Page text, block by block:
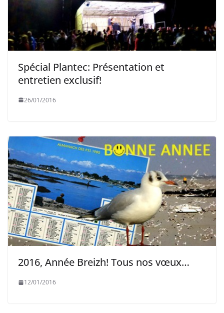
Spécial Plantec: Présentation et
entretien exclusif!
26/01/2016
2016, Année Breizh! Tous nos vœux…
12/01/2016